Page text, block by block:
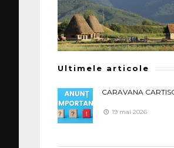
Ultimele articole
CARAVANA
19 mai 2026